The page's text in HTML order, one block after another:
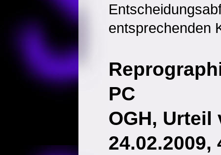
entsprechenden
PC
OGH, Urteil
24.02.2009,